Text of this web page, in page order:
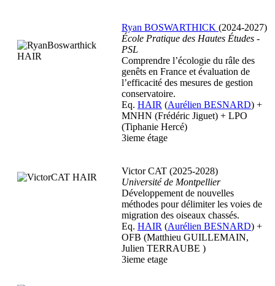
Ryan BOSWARTHICK (2024-2027)
École Pratique des Hautes Études -
PSL
Comprendre l’écologie du râle des
genêts en France et évaluation de
l’efficacité des mesures de gestion
conservatoire.
Eq. HAIR (Aurélien BESNARD) +
MNHN (Frédéric Jiguet) + LPO
(Tiphanie Hercé)
3ieme étage
Victor CAT (2025-2028)
Université de Montpellier
Développement de nouvelles
méthodes pour délimiter les voies de
migration des oiseaux chassés.
Eq. HAIR (Aurélien BESNARD) +
OFB (Matthieu GUILLEMAIN,
Julien TERRAUBE )
3ieme etage